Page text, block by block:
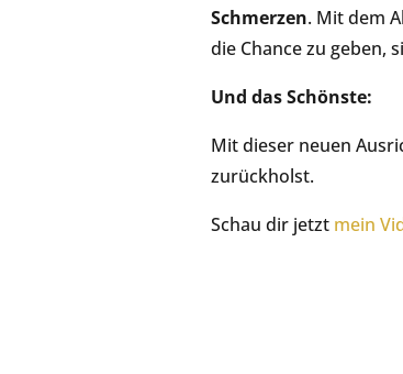
Schmerzen. Mit dem
die Chance zu geben,
Und das Schönste:
Mit dieser neuen
zurückholst.
Schau dir jetzt mein